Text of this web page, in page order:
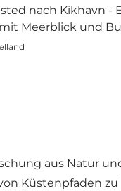
aus Natur
Küstenpfaden